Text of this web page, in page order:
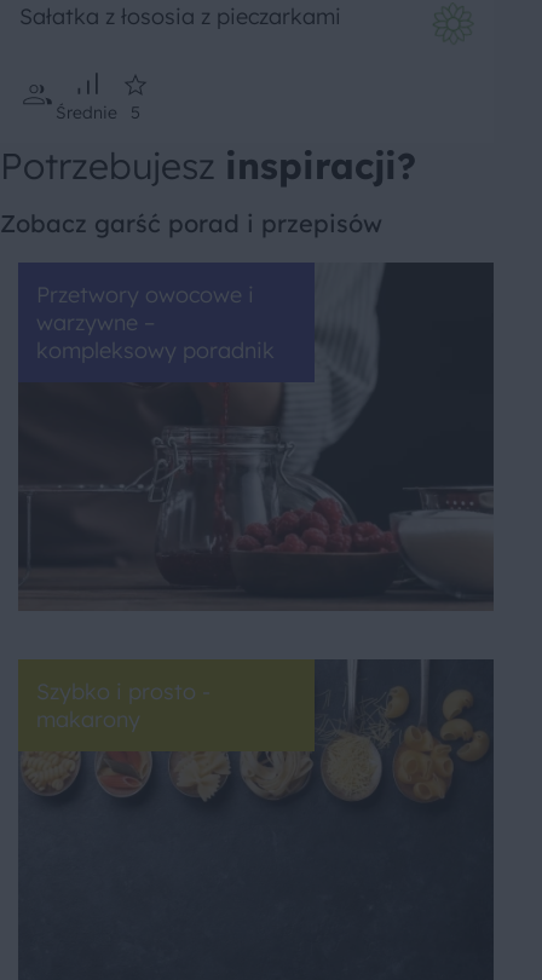
Sałatka z łososia z pieczarkami
Średnie 5
Potrzebujesz inspiracji?
Zobacz garść porad i przepisów
Przetwory owocowe i
warzywne –
kompleksowy poradnik
Szybko i prosto -
makarony